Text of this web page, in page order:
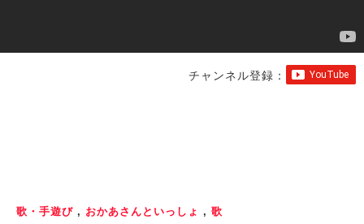
チャンネル登録：
歌・手遊び , おかあさんといっしょ , 歌